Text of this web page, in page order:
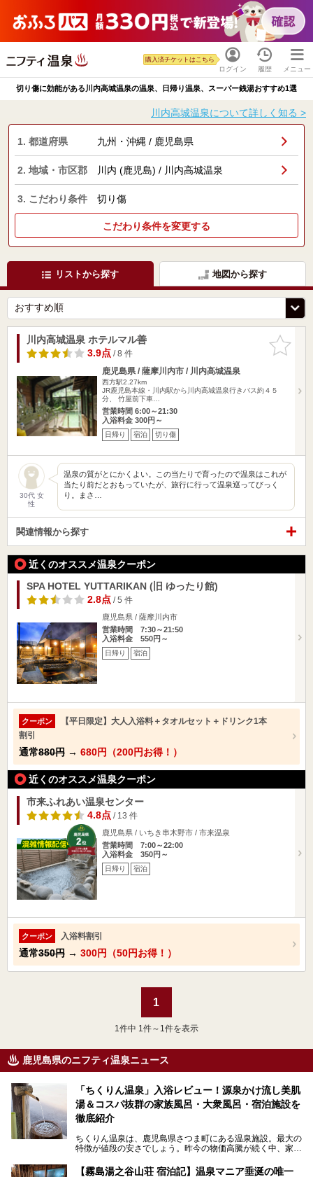
ログイン
購入済チケットはこちら
履歴 メニュー
切り傷に効能がある川内高城温泉の温泉、日帰り温泉、スーパー銭湯おすすめ1選
川内高城温泉について詳しく知る >
1. 都道府県 九州・沖縄 / 鹿児島県
2. 地域・市区郡 川内 (鹿児島) / 川内高城温泉
3. こだわり条件 切り傷
こだわり条件を変更する
リストから探す 地図から探す
お気に入
りに追加
川内高城温泉 ホテルマル善
3.9点/ 8 件
鹿児島県 / 薩摩川内市 / 川内高城温泉
西方駅2.27km
JR鹿児島本線・川内駅から川内高城温泉行きバス約４５
分、 竹屋前下車…
営業時間 6:00～21:30
入浴料金 300円～
日帰り 宿泊 切り傷
30代 女
性
温泉の質がとにかくよい。この当たりで育ったので温泉はこれが
当たり前だとおもっていたが、旅行に行って温泉巡ってびっく
り。まさ…
関連情報から探す
近くのオススメ温泉クーポン
SPA HOTEL YUTTARIKAN (旧 ゆったり館)
2.8点/ 5 件
鹿児島県 / 薩摩川内市
営業時間 7:30～21:50
入浴料金 550円～
日帰り 宿泊
クーポン
【平日限定】大人入浴料＋タオルセット＋ドリンク1本
割引
通常880円 → 680円（200円お得！）
近くのオススメ温泉クーポン
市来ふれあい温泉センター
4.8点/ 13 件
鹿児島県 / いちき串木野市 / 市来温泉
営業時間 7:00～22:00
入浴料金 350円～
日帰り 宿泊
クーポン 入浴料割引
通常350円 → 300円（50円お得！）
1
1 件中 1件～1件を表示
鹿児島県のニフティ温泉ニュース
「ちくりん温泉」入浴レビュー！源泉かけ流し美肌
湯＆コスパ抜群の家族風呂・大衆風呂・宿泊施設を
徹底紹介
ちくりん温泉は、鹿児島県さつま町にある温泉施設。最大の
特徴が値段の安さでしょう。昨今の物価高騰が続く中、家族
4,000円～、と驚くべき価格を維持。
【霧島湯之谷山荘 宿泊記】温泉マニア垂涎の唯一